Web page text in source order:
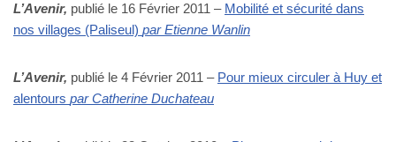
L’Avenir, publié le 16 Février 2011 – Mobilité et sécurité dans
nos villages (Paliseul) par Etienne Wanlin
L’Avenir, publié le 4 Février 2011 – Pour mieux circuler à Huy et
alentours par Catherine Duchateau